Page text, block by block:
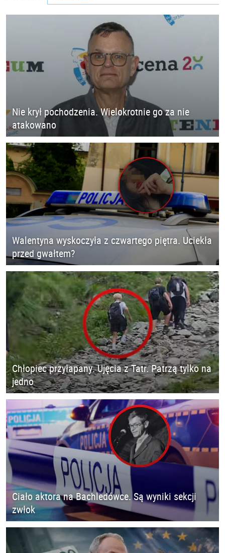
Nie krył pochodzenia. Wielokrotnie go za nie
atakowano
Walentyna wyskoczyła z czwartego piętra. Uciekła
przed gwałtem?
Chłopiec przyłapany. Ujęcia z Tatr. Patrzą tylko na
jedno
Ciało aktora na Bachledówce. Są wyniki sekcji
zwłok